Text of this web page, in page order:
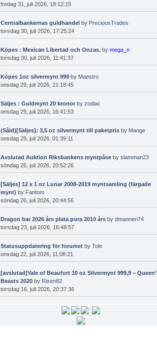
fredag 31, juli 2026, 18:12:15
Centralbankernas guldhandel by PreciousTrades
torsdag 30, juli 2026, 17:25:24
Köpes : Mexican Libertad och Onzas. bymega_n
torsdag 30, juli 2026, 11:41:37
Köpes 1oz silvermynt 999 by Maestro
onsdag 29, juli 2026, 21:18:45
Säljes : Guldmynt 20 kronorbyzodiac
onsdag 29, juli 2026, 16:41:53
(Såld)[Säljes]: 3,5 oz silvermynt till paketpris by Mange
onsdag 29, juli 2026, 01:39:11
Avslutad Auktion Riksbankens myntpåse byslamman23
söndag 26, juli 2026, 20:52:26
[Säljes] 12 x 1 oz Lunar 2008-2019 myntsamling (färgade
mynt) by Fantom
söndag 26, juli 2026, 20:44:56
Dragon bar 2026 års plata pura 2010 års bydmannen74
torsdag 23, juli 2026, 16:48:57
Statusuppdatering för forumet byTole
onsdag 22, juli 2026, 11:08:21
[avslutad]Yale of Beaufort 10 oz Silvermynt 999,9 –
Beasts 2020 by Rixen82
torsdag 16, juli 2026, 20:37:36